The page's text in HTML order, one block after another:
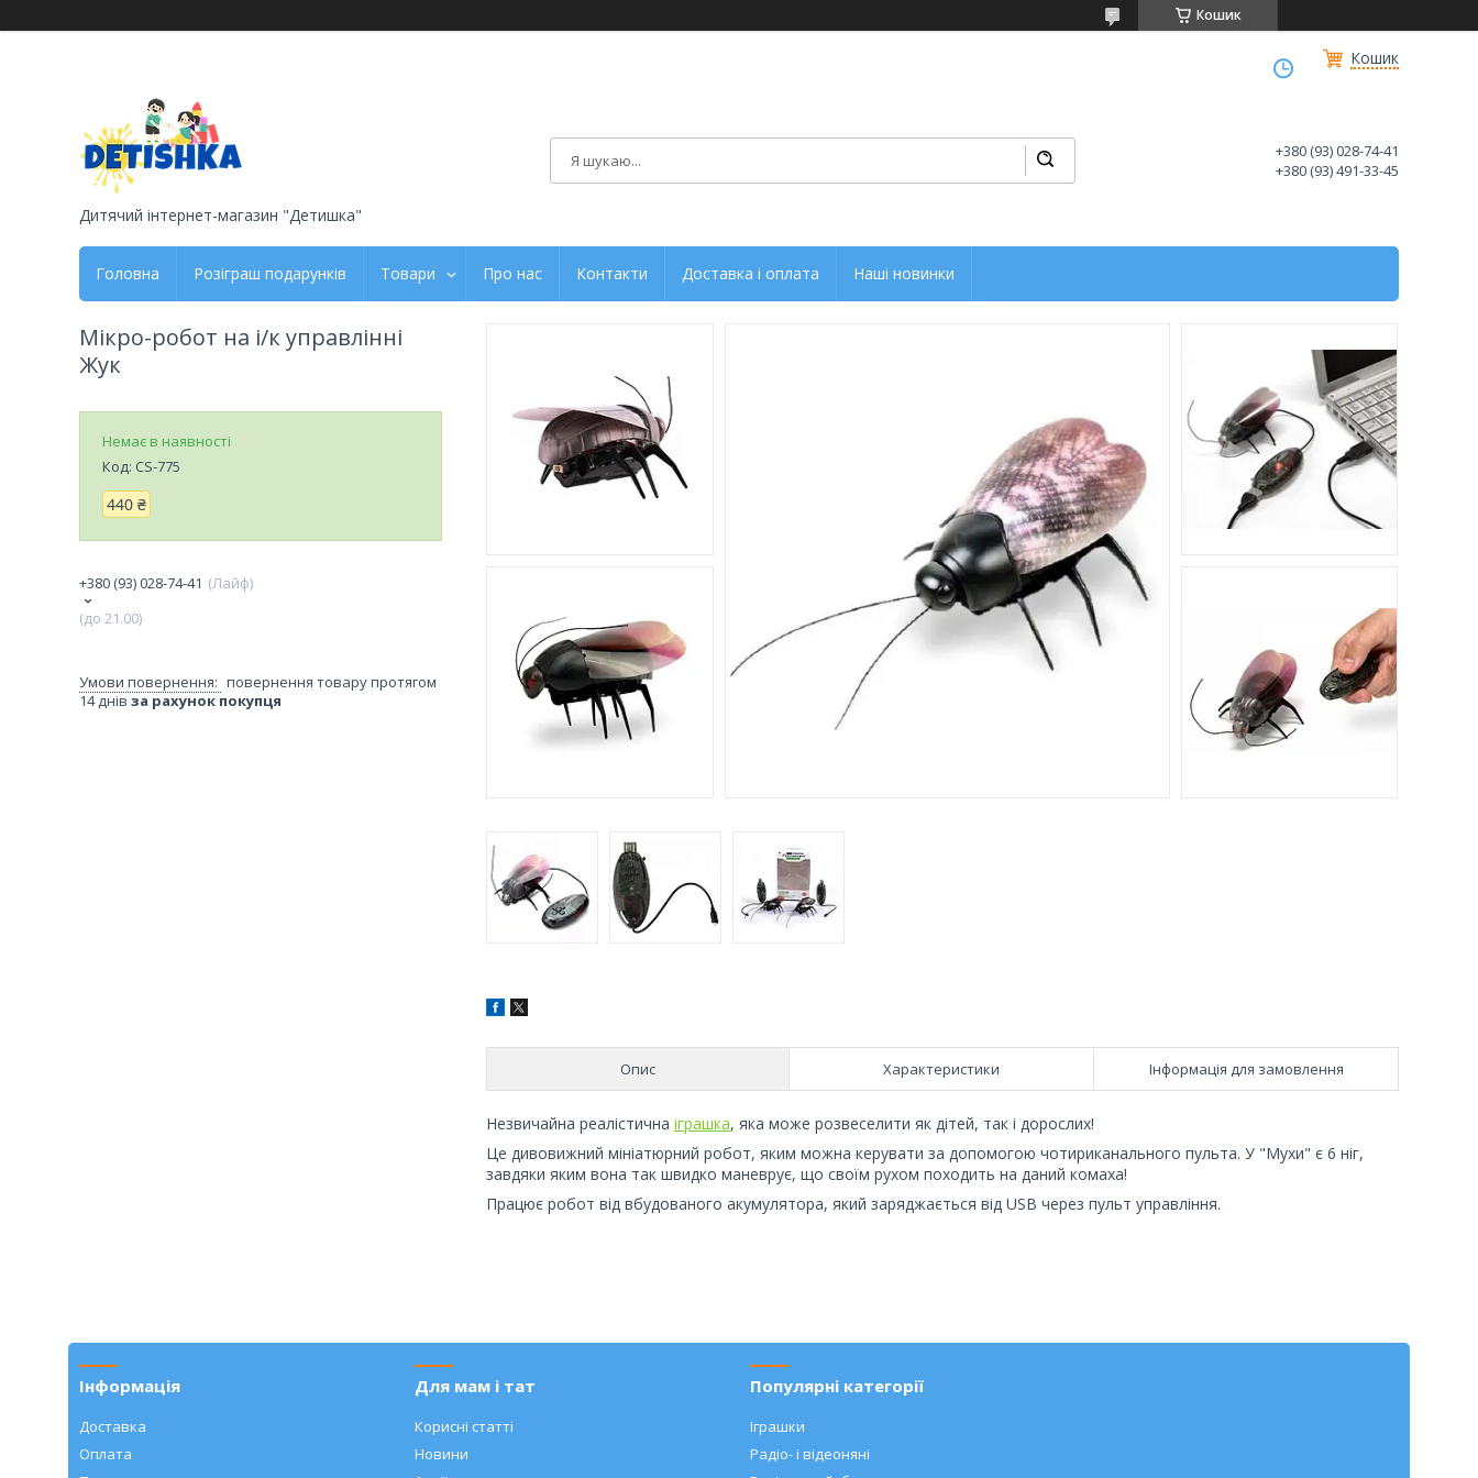
Кошик
Кошик
Дитячий інтернет-магазин "Детишка"
+380 (93) 028-74-41
+380 (93) 491-33-45
Головна Розіграш подарунків Товари Про нас Контакти Доставка і оплата Наші новинки
Опис Характеристики Інформація для замовлення
Незвичайна реалістична іграшка, яка може розвеселити як дітей, так і дорослих!
Це дивовижний мініатюрний робот, яким можна керувати за допомогою чотириканального пульта. У "Мухи" є 6 ніг,
завдяки яким вона так швидко маневрує, що своїм рухом походить на даний комаха!
Працює робот від вбудованого акумулятора, який заряджається від USB через пульт управління.
Мікро-робот на і/к управлінні
Жук
Немає в наявності
Код: CS-775
440 ₴
+380 (93) 028-74-41
Лайф
(до 21.00)
повернення товару протягом
14 днів за рахунок покупця
Інформація
Доставка
Оплата
Для мам і тат
Корисні статті
Новини
Популярні категорії
Іграшки
Радіо- і відеоняні